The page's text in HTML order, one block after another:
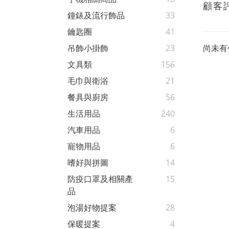
鐘錶及流行飾品
33
鑰匙圈
41
吊飾小掛飾
23
文具類
156
毛巾與衛浴
21
餐具與廚房
56
生活用品
240
汽車用品
6
寵物用品
6
嗜好與拼圖
14
防疫口罩及相關產
品
15
泡湯好物提案
28
保暖提案
4
顧客
尚未